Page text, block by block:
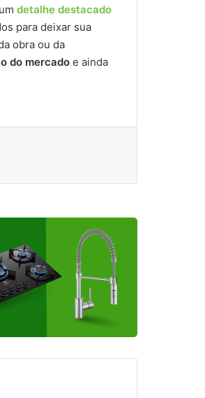
detalhe destacado
para deixar sua
obra ou da
do mercado e ainda